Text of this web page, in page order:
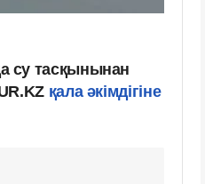
су тасқынынан
қала әкімдігіне